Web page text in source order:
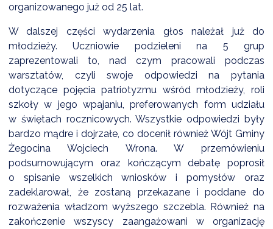
organizowanego już od 25 lat.
W dalszej części wydarzenia głos należał już do
młodzieży. Uczniowie podzieleni na 5 grup
zaprezentowali to, nad czym pracowali podczas
warsztatów, czyli swoje odpowiedzi na pytania
dotyczące pojęcia patriotyzmu wśród młodzieży, roli
szkoły w jego wpajaniu, preferowanych form udziału
w świętach rocznicowych. Wszystkie odpowiedzi były
bardzo mądre i dojrzałe, co docenił również Wójt Gminy
Żegocina Wojciech Wrona. W przemówieniu
podsumowującym oraz kończącym debatę poprosił
o spisanie wszelkich wniosków i pomysłów oraz
zadeklarował, że zostaną przekazane i poddane do
rozważenia władzom wyższego szczebla. Również na
zakończenie wszyscy zaangażowani w organizację